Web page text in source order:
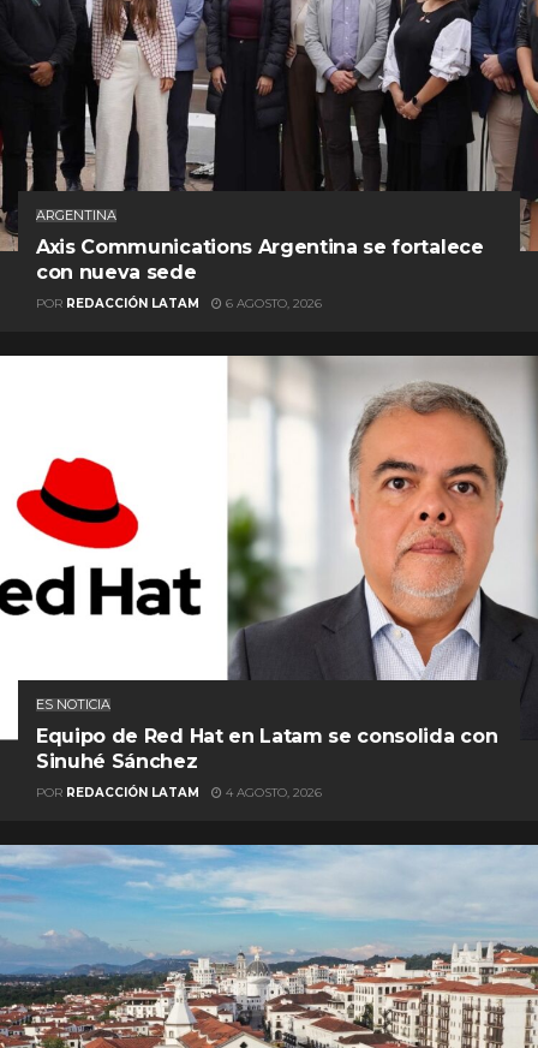
ARGENTINA
Axis Communications Argentina se fortalece
con nueva sede
POR REDACCIÓN LATAM 6 AGOSTO, 2026
ES NOTICIA
Equipo de Red Hat en Latam se consolida con
Sinuhé Sánchez
POR REDACCIÓN LATAM 4 AGOSTO, 2026